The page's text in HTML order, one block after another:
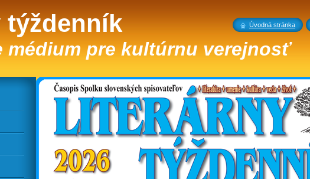
týždenník
médium pre kultúrnu verejnosť
Úvodná stránka